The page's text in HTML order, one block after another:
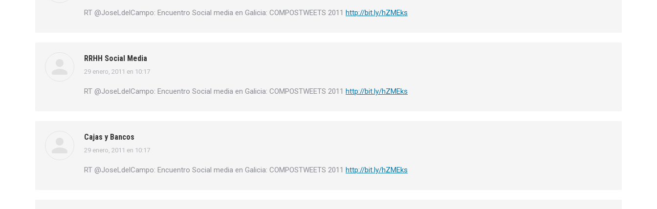
RT @JoseLdelCampo: Encuentro Social media en Galicia: COMPOSTWEETS 2011 http://bit.ly/hZMEks
RRHH Social Media
dice:
29 enero, 2011 en 10:17
RT @JoseLdelCampo: Encuentro Social media en Galicia: COMPOSTWEETS 2011 http://bit.ly/hZMEks
Cajas y Bancos
dice:
29 enero, 2011 en 10:17
RT @JoseLdelCampo: Encuentro Social media en Galicia: COMPOSTWEETS 2011 http://bit.ly/hZMEks